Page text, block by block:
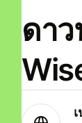
ดา